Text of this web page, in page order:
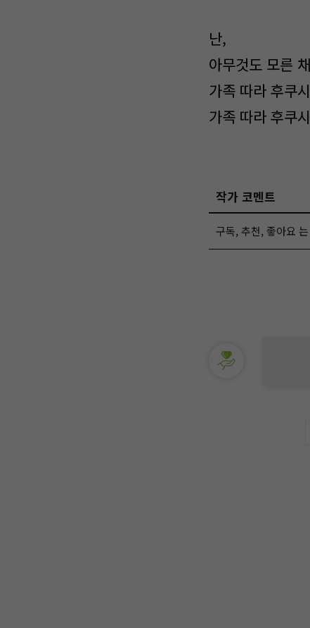
난,
아무것도 모른
가족 따라 후쿠
가족 따라 후쿠
작가 코멘트
구독, 추천, 좋아요